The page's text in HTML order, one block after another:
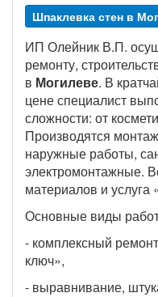
Шпаклевка стен в
ИП Олейник В.П.
ремонту,
в Могилеве. В
цене специалист
сложности: от
Производятся
наружные работы,
электромонтажные.
материалов и услуга
Основные виды
- комплексный
ключ»,
- выравнивание,